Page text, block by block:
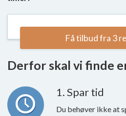
Få tilbud fra 3
Derfor skal vi finde
1. Spar tid
Du behøver ikke at